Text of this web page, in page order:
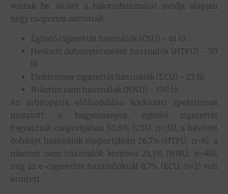
vontak be, akiket a nikotinhasználat módja alapján
négy csoportra osztottak:
Éghető cigarettát használók (CSU) – 61 fő
Hevített dohányterméket használók (HTPU) – 30
fő
Elektromos cigarettát használók (ECU) – 23 fő
Nikotint nem használók (NNU) – 190 fő
Az orbitopátia előfordulása kockázati spektrumot
mutatott: a hagyományos, éghető cigarettát
fogyasztók csoportjában 50,8% (CSU, n=31), a hevített
dohányt használók csoportjában 26,7% (HTPU, n=8), a
nikotint nem használók körében 21,1% (NNU, n=40),
míg az e-cigarettát használóknál 8,7% (ECU, n=2) volt
érintett.